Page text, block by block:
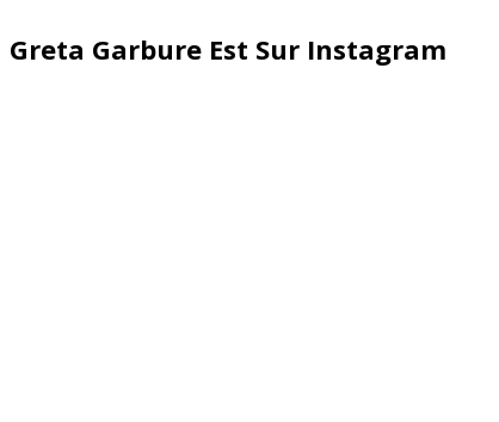
Greta Garbure Est Sur Instagram